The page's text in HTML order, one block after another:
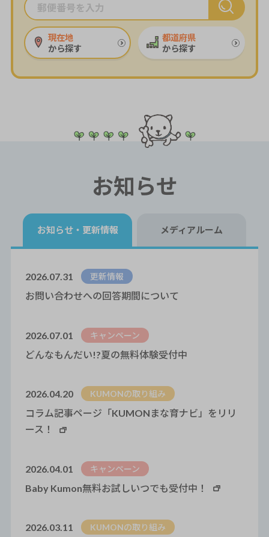
現在地
から探す
都道府県
から探す
お知らせ
お知らせ・ 更新情報 メディアルーム
2026.07.31 更新情報
お問い合わせへの回答期間について
2026.07.01 キャンペーン
どんなもんだい!?夏の無料体験受付中
2026.04.20 KUMONの取り組み
コラム記事ページ「KUMONまな育ナビ」をリリ
ース！
2026.04.01 キャンペーン
Baby Kumon無料お試しいつでも受付中！
2026.03.11 KUMONの取り組み